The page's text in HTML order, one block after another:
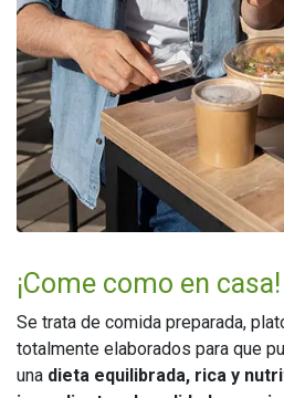
¡Come como en casa!
Se trata de comida preparada,
totalmente elaborados para que
una dieta equilibrada, rica y